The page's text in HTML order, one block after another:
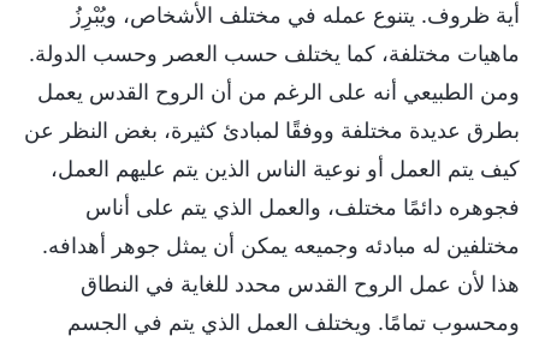
أية ظروف. يتنوع عمله في مختلف الأشخاص، ويُبْرِزُ
ماهيات مختلفة، كما يختلف حسب العصر وحسب الدولة.
ومن الطبيعي أنه على الرغم من أن الروح القدس يعمل
بطرق عديدة مختلفة ووفقًا لمبادئ كثيرة، بغض النظر عن
كيف يتم العمل أو نوعية الناس الذين يتم عليهم العمل،
فجوهره دائمًا مختلف، والعمل الذي يتم على أناس
مختلفين له مبادئه وجميعه يمكن أن يمثل جوهر أهدافه.
هذا لأن عمل الروح القدس محدد للغاية في النطاق
ومحسوب تمامًا. ويختلف العمل الذي يتم في الجسم